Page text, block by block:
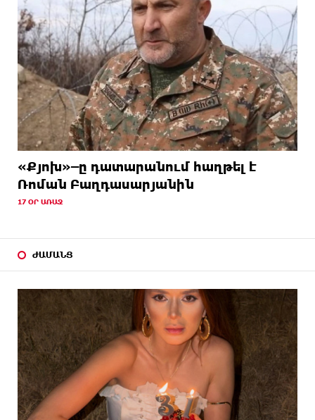
«Քյոխ»–ը դատարանում հաղթել է
Ռոման Բաղդասարյանին
17 ՕՐ ԱՌԱՋ
ԺԱՄԱՆՑ